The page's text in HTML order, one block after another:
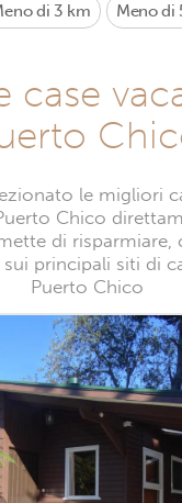
di 3 km Meno di
case
le migliori
Chico
di risparmiare,
principali siti di
Puerto Chico